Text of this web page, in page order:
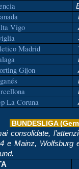
Vigo
Madrid
Gijon
La Coruna
BUNDESLIGA
consolidate,
e Mainz, Wolfsburg